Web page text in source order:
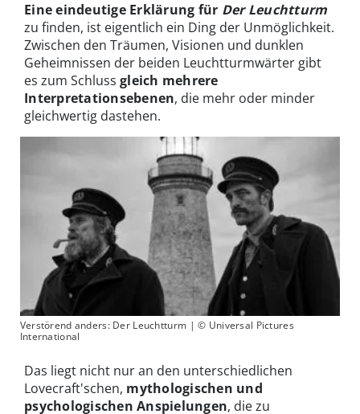
Eine eindeutige Erklärung für Der Leuchtturm
zu finden, ist eigentlich ein Ding der Unmöglichkeit.
Zwischen den Träumen, Visionen und dunklen
Geheimnissen der beiden Leuchtturmwärter gibt
es zum Schluss gleich mehrere
Interpretationsebenen, die mehr oder minder
gleichwertig dastehen.
Verstörend anders: Der Leuchtturm | © Universal Pictures
International
Das liegt nicht nur an den unterschiedlichen
Lovecraft'schen, mythologischen und
psychologischen Anspielungen, die zu